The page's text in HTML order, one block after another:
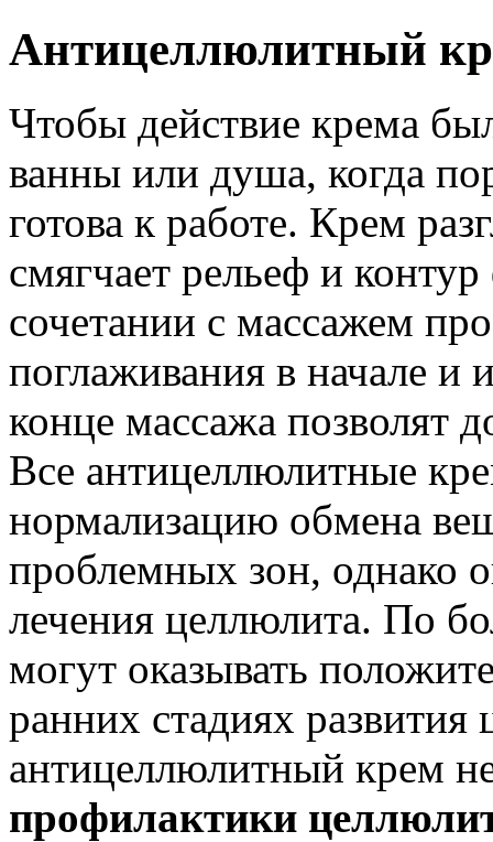
Антицеллюлитный
Чтобы действие крема
ванны или душа, когда
готова к работе. Крем
смягчает рельеф и
сочетании с массажем
поглаживания в начале
конце массажа позволят
Все антицеллюлитные
нормализацию обмена
проблемных зон, однако
лечения целлюлита. По
могут оказывать
ранних стадиях
антицеллюлитный крем
профилактики